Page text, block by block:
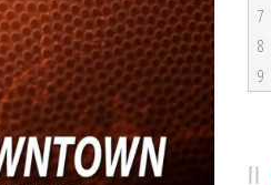
7
8
9